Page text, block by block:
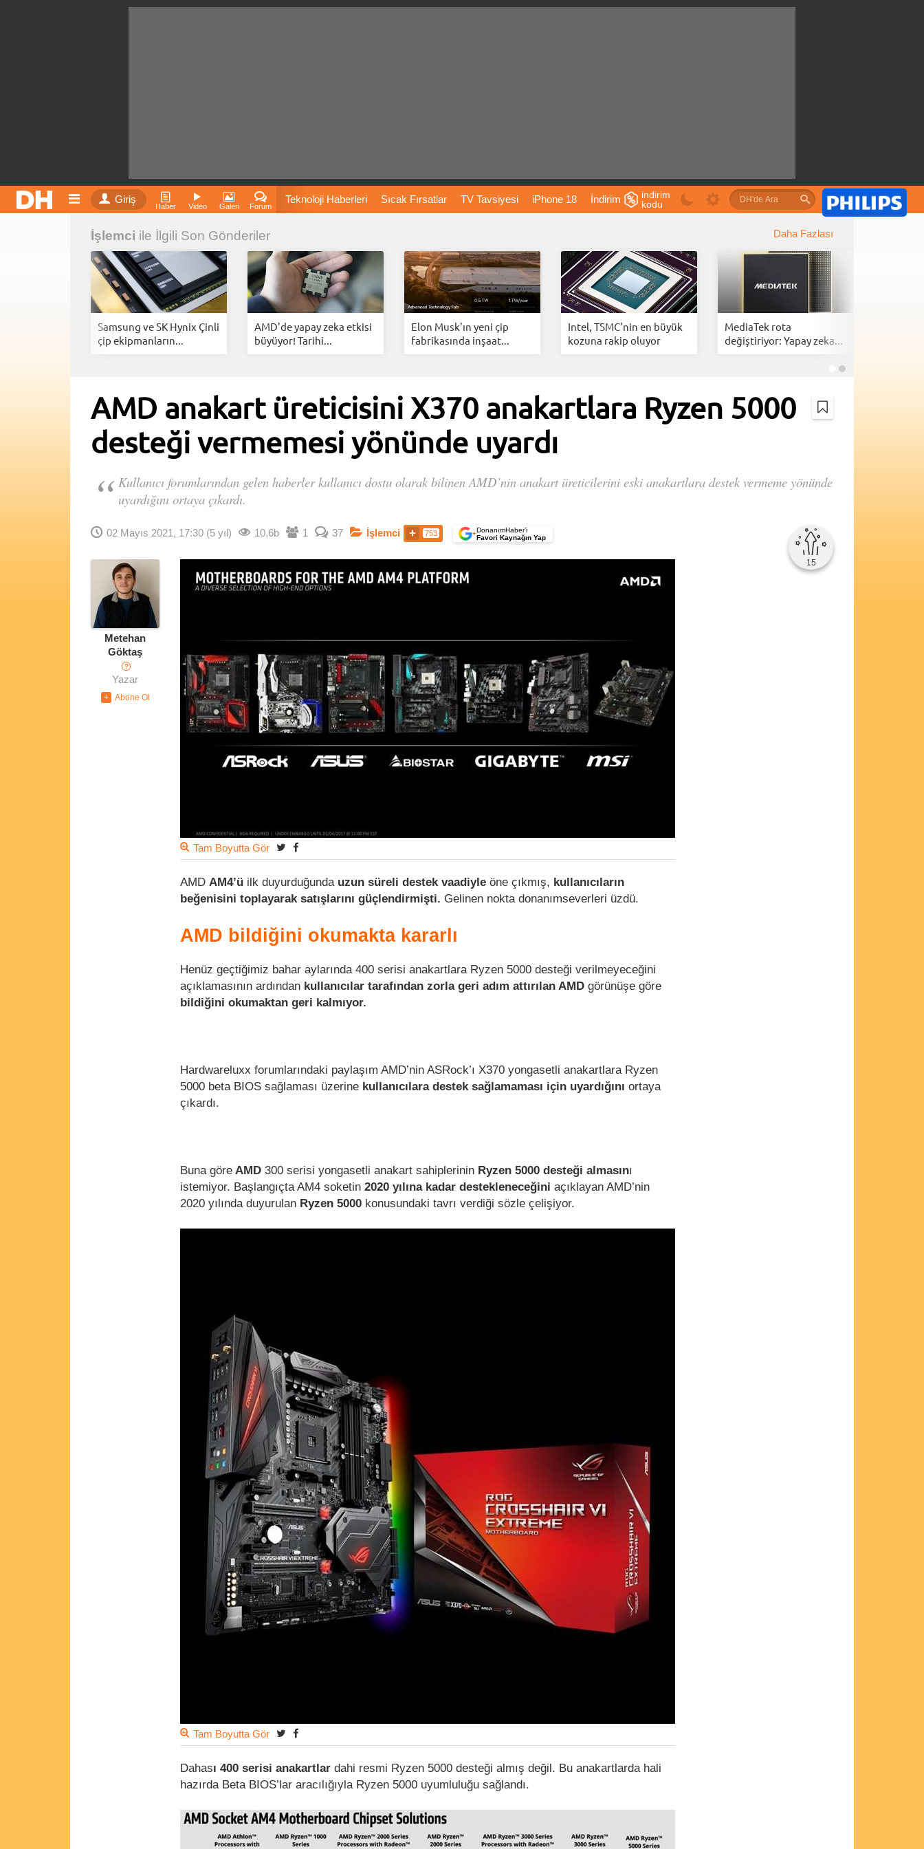
Giriş
Haber Video Galeri Forum
Teknoloji Haberleri Sıcak Fırsatlar TV Tavsiyesi iPhone 18 İndirim
Fiyatları Vizyondaki Filmler Bitcoin Dizi Önerileri Telefon Önerileri
İnstagram Dondurma İnstagram Çöktü Mü
indirim
kodu
İşlemci ile İlgili Son Gönderiler Daha Fazlası
Samsung ve SK Hynix Çinli
çip ekipmanların...
AMD'de yapay zeka etkisi
büyüyor! Tarihi...
Elon Musk'ın yeni çip
fabrikasında inşaat...
Intel, TSMC'nin en büyük
kozuna rakip oluyor
MediaTek rota
değiştiriyor: Yapay zeka...
AMD anakart üreticisini X370 anakartlara Ryzen 5000
desteği vermemesi yönünde uyardı
Kullanıcı forumlarından gelen haberler kullanıcı dostu olarak bilinen AMD’nin anakart üreticilerini eski anakartlara destek vermeme yönünde
uyardığını ortaya çıkardı.
02 Mayıs 2021, 17:30 (5 yıl) 10,6b 1 37 İşlemci 753 +DonanımHaber’i
Favori Kaynağın Yap
15
Metehan
Göktaş
?
Yazar
Tam Boyutta Gör
AMD AM4’ü ilk duyurduğundauzun süreli destek vaadiyle öne çıkmış, kullanıcıların
beğenisini toplayarak satışlarını güçlendirmişti. Gelinen nokta donanımseverleri üzdü.
AMD bildiğini okumakta kararlı
Henüz geçtiğimiz bahar aylarında 400 serisi anakartlara Ryzen 5000 desteği verilmeyeceğini
açıklamasının ardından kullanıcılar tarafından zorla geri adım attırılan AMD görünüşe göre
bildiğini okumaktan geri kalmıyor.
Hardwareluxx forumlarındaki paylaşım AMD’nin ASRock’ı X370 yongasetli anakartlara Ryzen
5000 beta BIOS sağlaması üzerine kullanıcılara destek sağlamaması için uyardığını ortaya
çıkardı.
Buna göre AMD 300 serisi yongasetli anakart sahiplerinin Ryzen 5000 desteği almasını
istemiyor. Başlangıçta AM4 soketin 2020 yılına kadar destekleneceğini açıklayan AMD’nin
2020 yılında duyurulan Ryzen 5000 konusundaki tavrı verdiği sözle çelişiyor.
Tam Boyutta Gör
Dahası 400 serisi anakartlar dahi resmi Ryzen 5000 desteği almış değil. Bu anakartlarda hali
hazırda Beta BIOS’lar aracılığıyla Ryzen 5000 uyumluluğu sağlandı.